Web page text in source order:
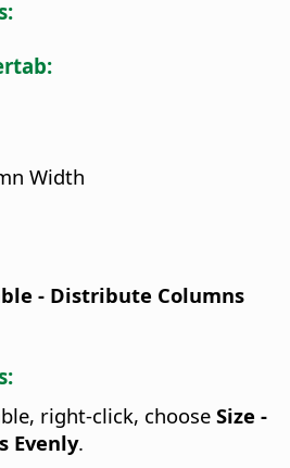
Width
- Distribute Columns
right-click, choose Size -
Evenly.